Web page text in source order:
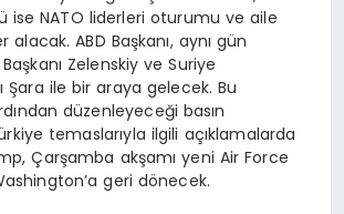
ise NATO liderleri oturumu ve aile
ABD Başkanı, aynı gün
Zelenskiy ve Suriye
Şara ile bir araya gelecek. Bu
düzenleyeceği basın
temaslarıyla ilgili açıklamalarda
Çarşamba akşamı yeni Air Force
geri dönecek.